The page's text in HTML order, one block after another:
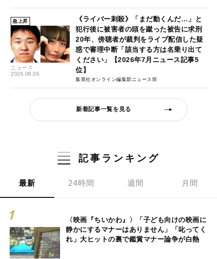
急上昇
ニュース
2026.08.05
《ライバー刺殺》「まだ動くんだ…」と
犯行後に被害者の頭を蹴った被告に求刑
20年、傍聴者が裁判をライブ配信した疑
惑で審理中断「該当する方は名乗り出て
ください」【2026年7月ニュース記事5
位】
集英社オンライン編集部ニュース班
新着記事一覧を見る
記事ランキング
最新 24時間 週間 月間
〈映画『ちいかわ』〉「子ども向けの映画に
静かにするマナーはありません」「叱ってく
れ」大ヒットの裏で鑑賞マナー論争が白熱